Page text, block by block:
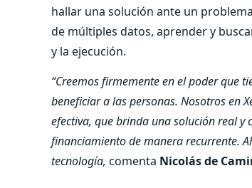
hallar una solución ante un
de múltiples datos, aprender y
y la ejecución.
“Creemos firmemente en el poder que
beneficiar a las personas. Nosotros en
efectiva, que brinda una solución real y
financiamiento de manera recurrente.
tecnología, comenta Nicolás de